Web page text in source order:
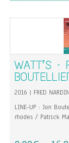
WATT’S –
2016 | FRED
LINE-UP : Jon
rhodes / Patrick